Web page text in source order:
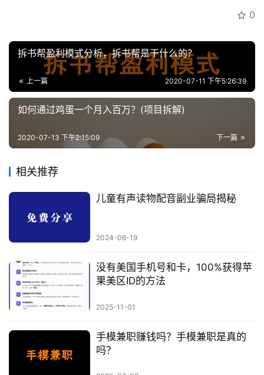
0
拆书帮盈利模式分析，拆书帮是干什么的？
上一篇 2020-07-11 下午5:26:39
如何通过鸡蛋一个月入百万？(项目拆解)
下一篇
2020-07-13 下午2:15:09
相关推荐
儿童有声读物配音副业骗局揭秘
2024-06-19
没有美国手机号和卡，100%获得苹
果美区ID的方法
2025-11-01
手模兼职赚钱吗？手模兼职是真的
吗？